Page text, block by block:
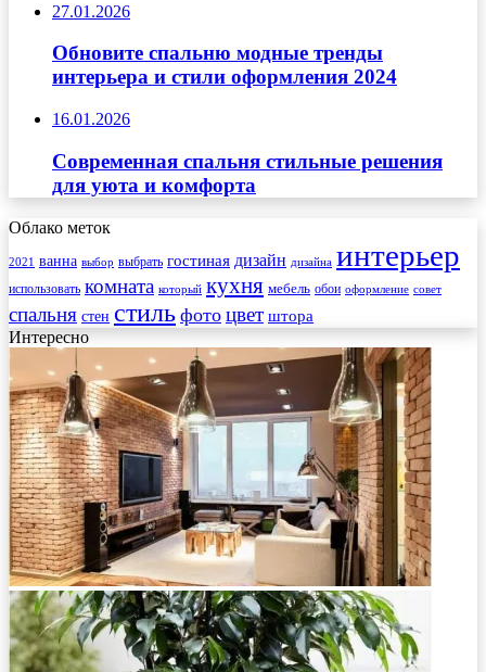
27.01.2026
Обновите спальню модные тренды
интерьера и стили оформления 2024
16.01.2026
Современная спальня стильные решения
для уюта и комфорта
Облако меток
2021 ванна выбор выбрать гостиная дизайн дизайна интерьер
использовать комната который кухня мебель обои оформление совет
спальня стен стиль фото цвет штора
Интересно